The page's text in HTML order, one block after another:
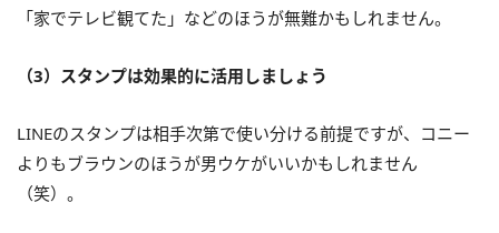
「家でテレビ観てた」などのほうが無難かもしれません。
（3）スタンプは効果的に活用しましょう
LINEのスタンプは相手次第で使い分ける前提ですが、コニー
よりもブラウンのほうが男ウケがいいかもしれません
（笑）。